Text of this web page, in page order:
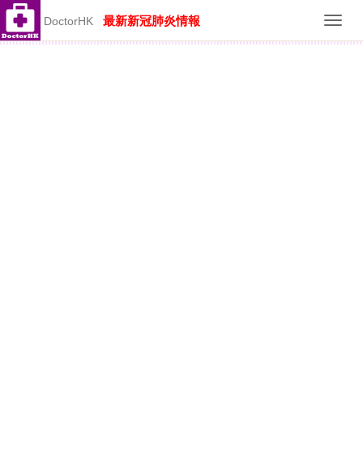
DoctorHK 最新新冠肺炎情報